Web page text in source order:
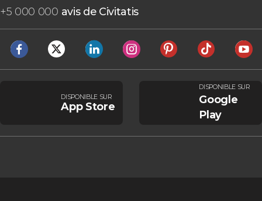
+5 000 000 avis de Civitatis
DISPONIBLE SUR
App Store
DISPONIBLE SUR
Google
Play